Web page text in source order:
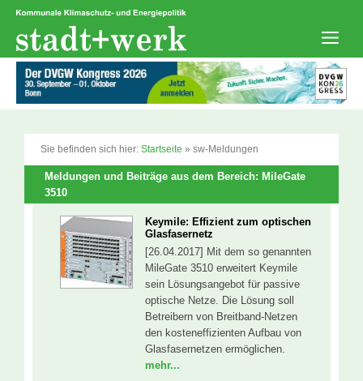
Zum
springen
Sie befinden sich hier: Startseite » sw-Meldungen
Meldungen und Beiträge aus dem Bereich: MileGate
3510
Keymile: Effizient zum optischen
Glasfasernetz
[26.04.2017] Mit dem so genannten
MileGate 3510 erweitert Keymile
sein Lösungsangebot für passive
optische Netze. Die Lösung soll
Betreibern von Breitband-Netzen
den kosteneffizienten Aufbau von
Glasfasernetzen ermöglichen.
mehr...